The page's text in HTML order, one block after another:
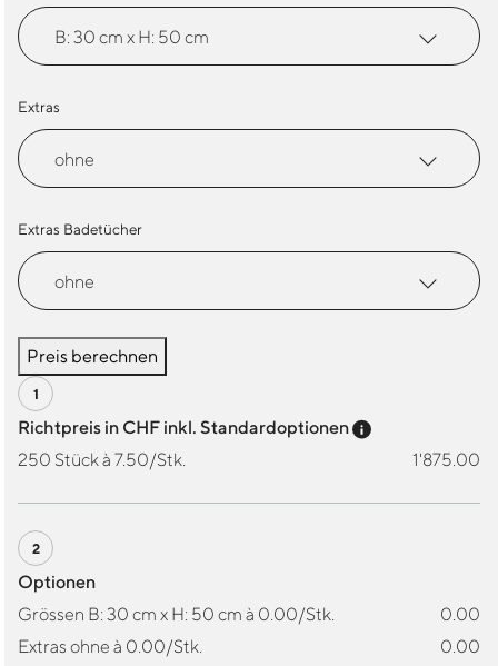
Extras
Extras Badetücher
Preis berechnen
Richtpreis in CHF inkl. Standardoptionen
Preis-Tooltip
250 Stück à 7.50/Stk.
1'875.00
Optionen
Grössen B: 30 cm x H: 50 cm à 0.00/Stk.
0.00
Extras ohne à 0.00/Stk.
0.00